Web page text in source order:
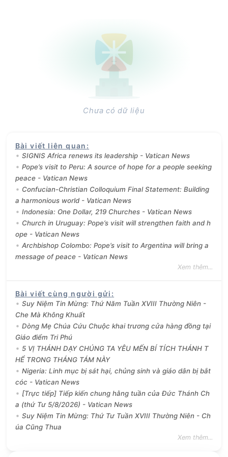
Chưa có dữ liệu
Bài viết liên quan :
SIGNIS Africa renews its leadership - Vatican News
Pope’s visit to Peru: A source of hope for a people seeking
peace - Vatican News
Confucian-Christian Colloquium Final Statement: Building
a harmonious world - Vatican News
Indonesia: One Dollar, 219 Churches - Vatican News
Church in Uruguay: Pope’s visit will strengthen faith and h
ope - Vatican News
Archbishop Colombo: Pope’s visit to Argentina will bring a
message of peace - Vatican News
Xem thêm...
Bài viết cùng người gửi :
Suy Niệm Tin Mừng: Thứ Năm Tuần XVIII Thường Niên -
Che Mà Không Khuất
Dòng Mẹ Chúa Cứu Chuộc khai trương cửa hàng đồng tại
Giáo điểm Tri Phú
5 VỊ THÁNH DẠY CHÚNG TA YÊU MẾN BÍ TÍCH THÁNH T
HỂ TRONG THÁNG TÁM NÀY
Nigeria: Linh mục bị sát hại, chủng sinh và giáo dân bị bắt
cóc - Vatican News
[Trực tiếp] Tiếp kiến chung hằng tuần của Đức Thánh Ch
a (thứ Tư 5/8/2026) - Vatican News
Suy Niệm Tin Mừng: Thứ Tư Tuần XVIII Thường Niên - Ch
úa Cũng Thua
Xem thêm...